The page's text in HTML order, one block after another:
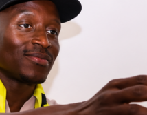
en Nationals Park.
errores, mientras
15,901 aficionados.